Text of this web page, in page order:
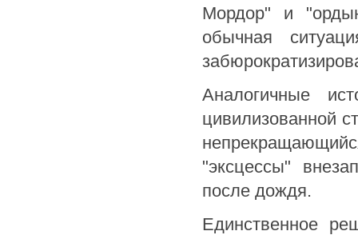
Мордор" и
обычная
Аналогичные
цивилизованной
"эксцессы"
после дождя.
Единственное